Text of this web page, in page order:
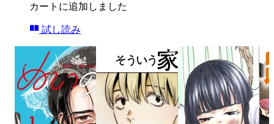
カートに追加しました
試し読み